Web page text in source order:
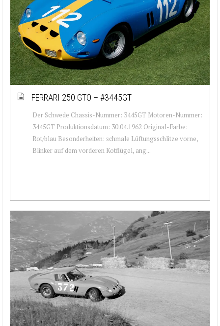
FERRARI 250 GTO – #3445GT
Der Schwede Chassis-Nummer: 3445GT Motoren-Nummer:
3445GT Produktionsdatum: 30.04.1962 Original-Farbe:
Rot/blau Besonderheiten: schmale Lüftungsschlitze vorne,
Blinker auf dem vorderen Kotflügel, ang...